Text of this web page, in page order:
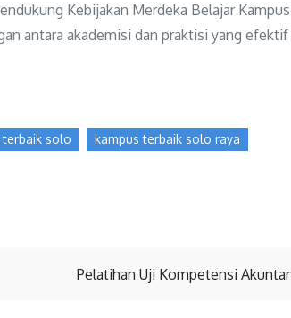
Kebijakan Merdeka Belajar
antara akademisi dan praktisi yang efektif
terbaik solo
kampus terbaik solo raya
Pelatihan Uji Kompetensi